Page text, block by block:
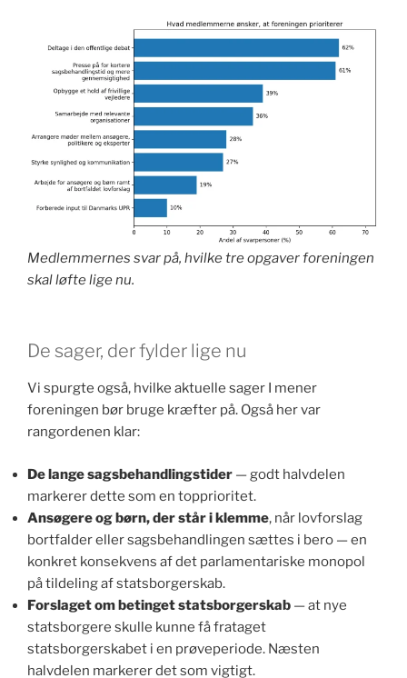
Medlemmernes svar på, hvilke tre opgaver foreningen
skal løfte lige nu.
De sager, der fylder lige nu
Vi spurgte også, hvilke aktuelle sager I mener
foreningen bør bruge kræfter på. Også her var
rangordenen klar:
De lange sagsbehandlingstider — godt halvdelen
markerer dette som en topprioritet.
Ansøgere og børn, der står i klemme, når lovforslag
bortfalder eller sagsbehandlingen sættes i bero — en
konkret konsekvens af det parlamentariske monopol
på tildeling af statsborgerskab.
Forslaget om betinget statsborgerskab — at nye
statsborgere skulle kunne få frataget
statsborgerskabet i en prøveperiode. Næsten
halvdelen markerer det som vigtigt.